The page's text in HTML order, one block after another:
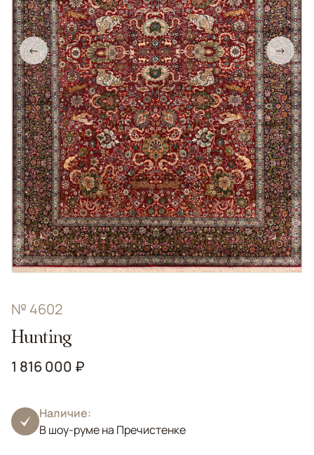
← →
№ 4602
Hunting
1 816 000 ₽
Наличие:
В шоу-руме на Пречистенке